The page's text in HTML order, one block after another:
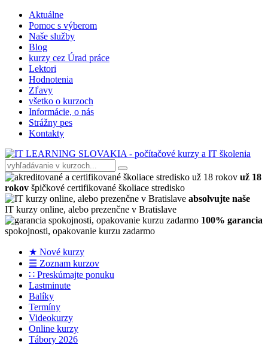
Aktuálne
Pomoc s výberom
Naše služby
Blog
kurzy cez Úrad práce
Lektori
Hodnotenia
Zľavy
všetko o kurzoch
Informácie, o nás
Strážny pes
Kontakty
už 18
rokov špičkové certifikované školiace stredisko
absolvujte naše
IT kurzy online, alebo prezenčne v Bratislave
100% garancia
spokojnosti, opakovanie kurzu zadarmo
★ Nové kurzy
☰ Zoznam kurzov
∷ Preskúmajte ponuku
Lastminute
Balíky
Termíny
Videokurzy
Online kurzy
Tábory 2026